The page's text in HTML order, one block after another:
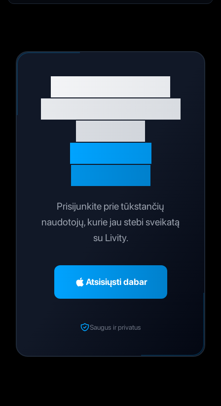
Prisijunkite prie tūkstančių
naudotojų, kurie jau stebi sveikatą
su Livity.
Atsisiųsti dabar
Saugus ir privatus